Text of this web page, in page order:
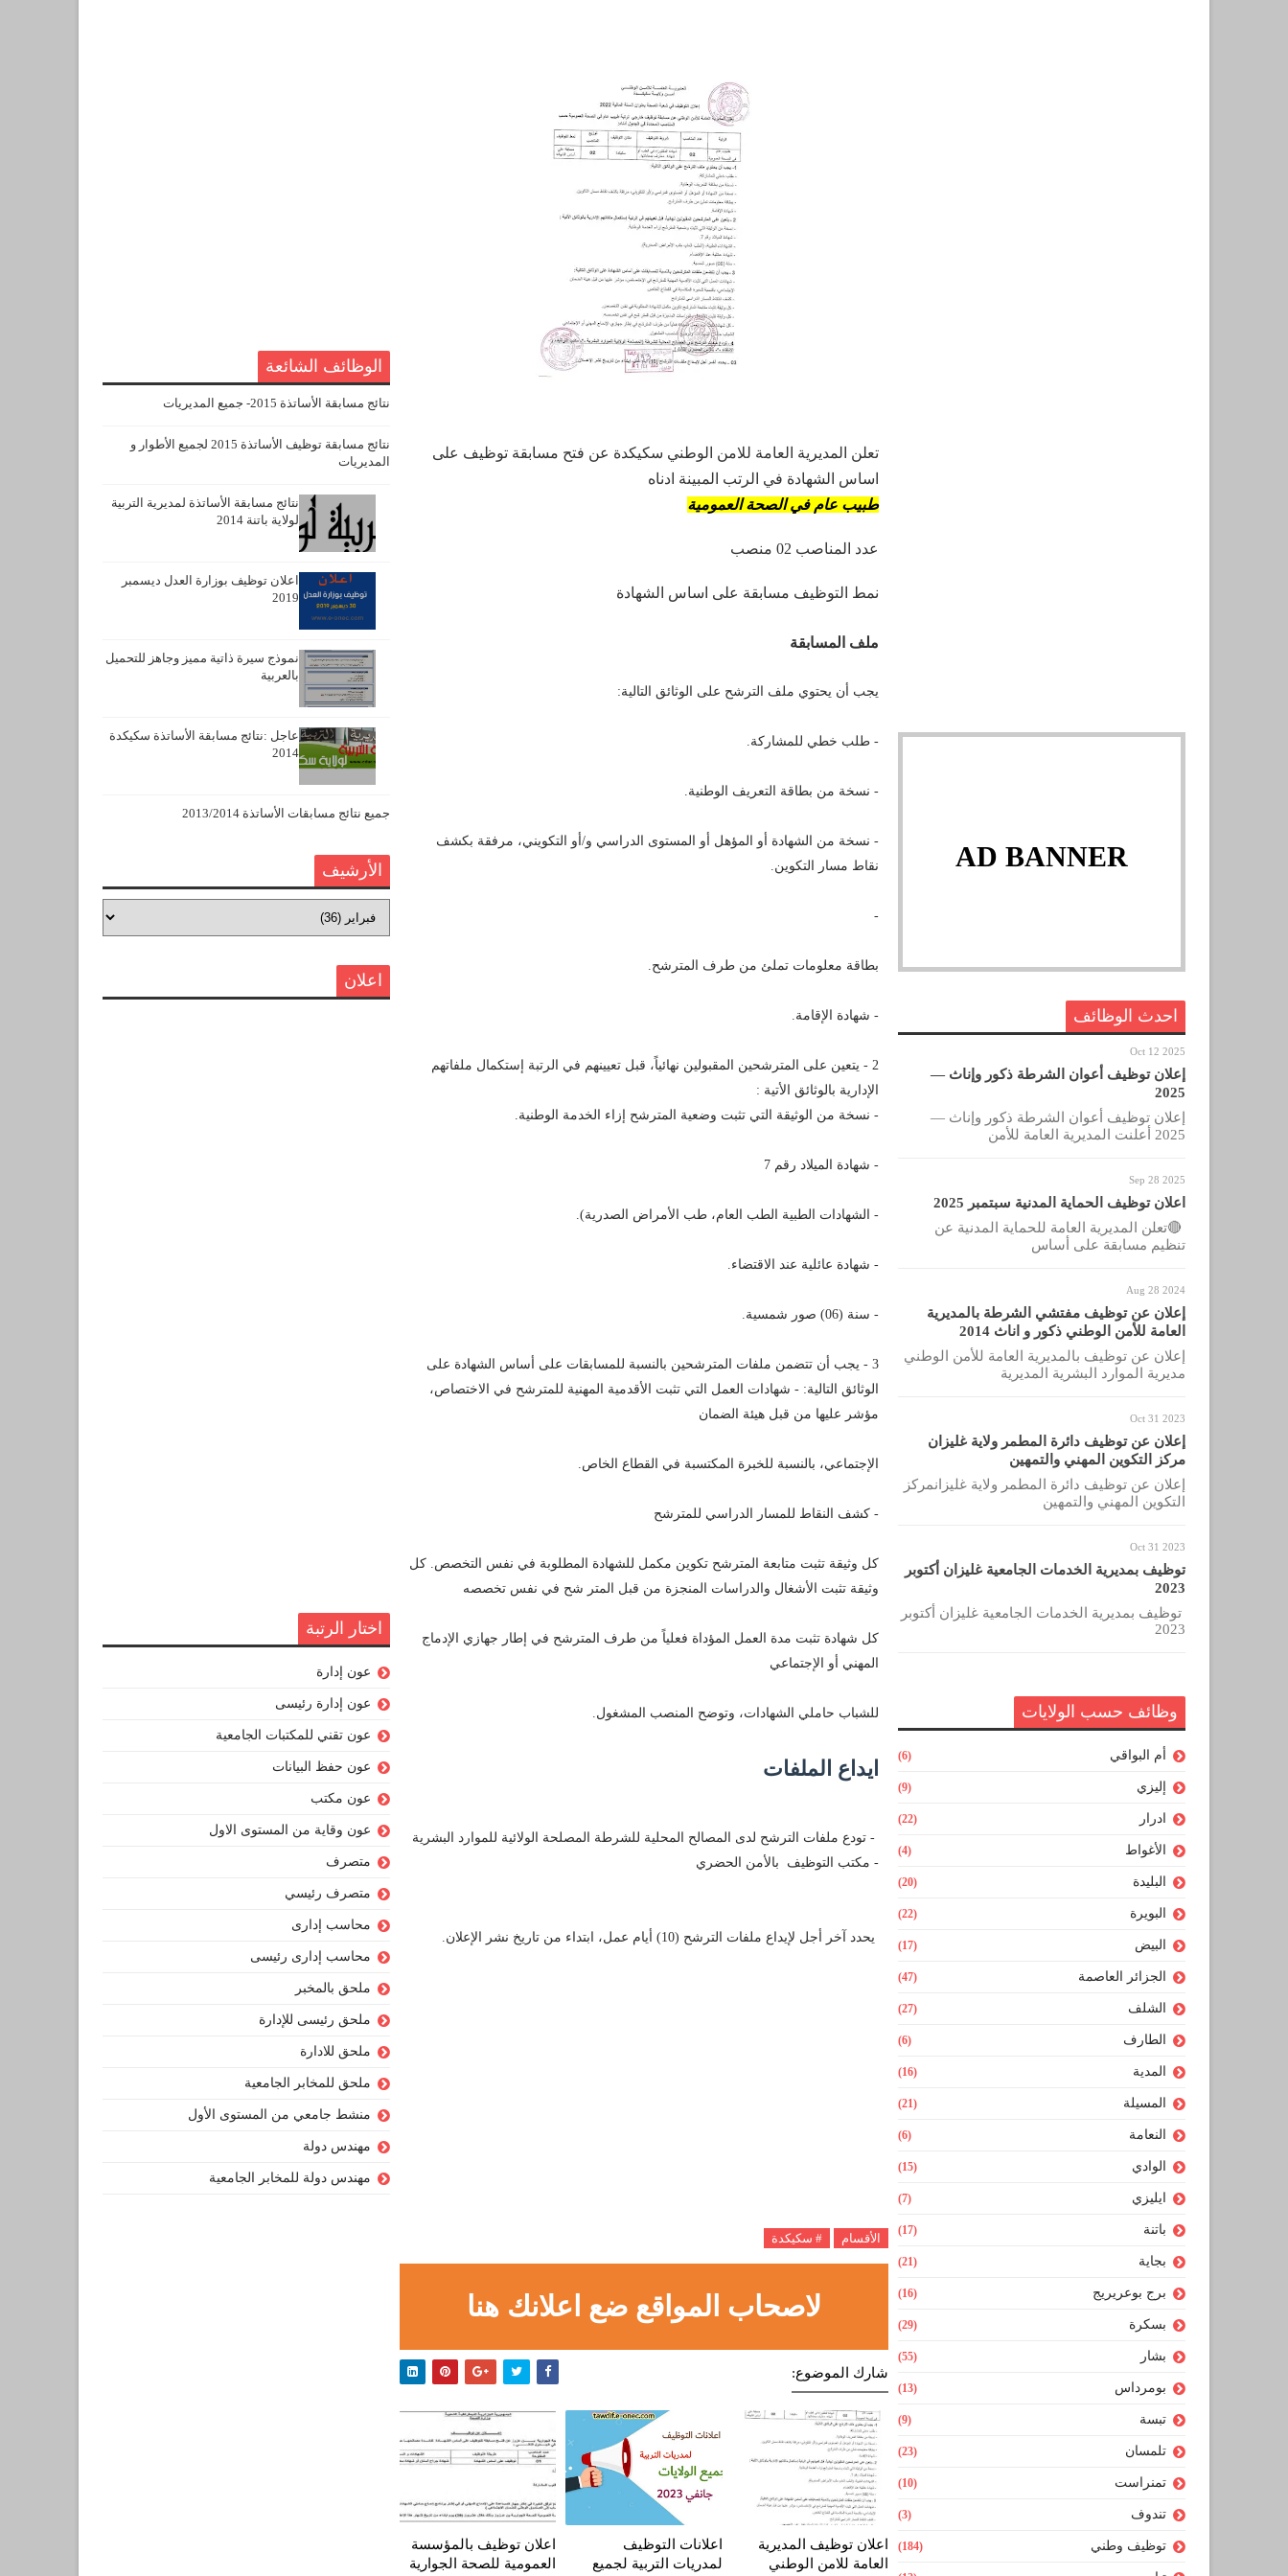
AD BANNER
احدث الوظائف
Oct 12 2025
إعلان توظيف أعوان الشرطة ذكور وإناث —
2025
إعلان توظيف أعوان الشرطة ذكور وإناث —
2025 أعلنت المديرية العامة للأمن
Sep 28 2025
اعلان توظيف الحماية المدنية سبتمبر 2025
🔴تعلن المديرية العامة للحماية المدنية عن
تنظيم مسابقة على أساس
Aug 28 2024
إعلان عن توظيف مفتشي الشرطة بالمديرية
العامة للأمن الوطني ذكور و اناث 2014
إعلان عن توظيف بالمديرية العامة للأمن الوطني
مديرية الموارد البشرية المديرية
Oct 31 2023
إعلان عن توظيف دائرة المطمر ولاية غليزان
مركز التكوين المهني والتمهين
إعلان عن توظيف دائرة المطمر ولاية غليزانمركز
التكوين المهني والتمهين
Oct 31 2023
توظيف بمديرية الخدمات الجامعية غليزان أكتوبر
2023
توظيف بمديرية الخدمات الجامعية غليزان أكتوبر
2023
وظائف حسب الولايات
أم البواقي (6)
إليزي (9)
ادرار (22)
الأغواط (4)
البليدة (20)
البويرة (22)
البيض (17)
الجزائر العاصمة (47)
الشلف (27)
الطارف (6)
المدية (16)
المسيلة (21)
النعامة (6)
الوادي (15)
ايليزي (7)
باتنة (17)
بجاية (21)
برج بوعريريج (16)
بسكرة (29)
بشار (55)
بومرداس (13)
تبسة (9)
تلمسان (23)
تمنراست (10)
تندوف (3)
توظيف وطني (184)
تعلن المديرية العامة للامن الوطني سكيكدة عن فتح مسابقة توظيف على
اساس الشهادة في الرتب المبينة ادناه
طبيب عام في الصحة العمومية
عدد المناصب 02 منصب
نمط التوظيف مسابقة على اساس الشهادة
ملف المسابقة
يجب أن يحتوي ملف الترشح على الوثائق التالية:
- طلب خطي للمشاركة.
- نسخة من بطاقة التعريف الوطنية.
- نسخة من الشهادة أو المؤهل أو المستوى الدراسي و/أو التكويني، مرفقة بكشف
نقاط مسار التكوين.
-
بطاقة معلومات تملئ من طرف المترشح.
- شهادة الإقامة.
2 - يتعين على المترشحين المقبولين نهائياً، قبل تعيينهم في الرتبة إستكمال ملفاتهم
الإدارية بالوثائق الأتية :
- نسخة من الوثيقة التي تثبت وضعية المترشح إزاء الخدمة الوطنية.
- شهادة الميلاد رقم 7
- الشهادات الطبية الطب العام، طب الأمراض الصدرية).
- شهادة عائلية عند الاقتضاء.
- سنة (06) صور شمسية.
3 - يجب أن تتضمن ملفات المترشحين بالنسبة للمسابقات على أساس الشهادة على
الوثائق التالية: - شهادات العمل التي تثبت الأقدمية المهنية للمترشح في الاختصاص،
مؤشر عليها من قبل هيئة الضمان
الإجتماعي، بالنسبة للخبرة المكتسبة في القطاع الخاص.
- كشف النقاط للمسار الدراسي للمترشح
كل وثيقة تثبت متابعة المترشح تكوين مكمل للشهادة المطلوبة في نفس التخصص. كل
وثيقة تثبت الأشغال والدراسات المنجزة من قبل المتر شح في نفس تخصصه
كل شهادة تثبت مدة العمل المؤداة فعلياً من طرف المترشح في إطار جهازي الإدماج
المهني أو الإجتماعي
للشباب حاملي الشهادات، وتوضح المنصب المشغول.
ايداع الملفات
- تودع ملفات الترشح لدى المصالح المحلية للشرطة المصلحة الولائية للموارد البشرية
- مكتب التوظيف بالأمن الحضري
يحدد آخر أجل لإيداع ملفات الترشح (10) أيام عمل، ابتداء من تاريخ نشر الإعلان.
الأقسام # سكيكدة
لاصحاب المواقع ضع اعلانك هنا
شارك الموضوع:
اعلان توظيف المديرية
العامة للامن الوطني
اعلانات التوظيف
لمدريات التربية لجميع
اعلان توظيف بالمؤسسة
العمومية للصحة الجوارية
الوظائف الشائعة
نتائج مسابقة الأساتذة 2015- جميع المديريات
نتائج مسابقة توظيف الأساتذة 2015 لجميع الأطوار و
المديريات
نتائج مسابقة الأساتذة لمديرية التربية
لولاية باتنة 2014
اعلان توظيف بوزارة العدل ديسمبر
2019
نموذج سيرة ذاتية مميز وجاهز للتحميل
بالعربية
عاجل :نتائج مسابقة الأساتذة سكيكدة
2014
جميع نتائج مسابقات الأساتذة 2013/2014
الأرشيف
اعلان
اختار الرتبة
عون إدارة
عون إدارة رئيسى
عون تقني للمكتبات الجامعية
عون حفظ البيانات
عون مكتب
عون وقاية من المستوى الاول
متصرف
متصرف رئيسي
محاسب إدارى
محاسب إدارى رئيسى
ملحق بالمخبر
ملحق رئيسى للإدارة
ملحق للادارة
ملحق للمخابر الجامعية
منشط جامعي من المستوى الأول
مهندس دولة
مهندس دولة للمخابر الجامعية